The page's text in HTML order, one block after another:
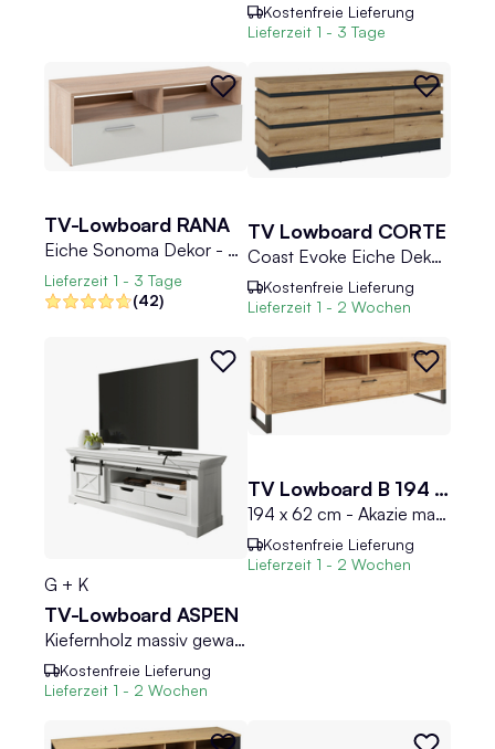
Kostenfreie Lieferung
Lieferzeit 1 - 3 Tage
TV-Lowboard RANA
Eiche Sonoma Dekor - Weiß - B 95 cm - mit 2 Klappen
Lieferzeit 1 - 3 Tage
(42)
TV Lowboard CORTE
Coast Evoke Eiche Dekor - B 160 cm - 2 Türen - 2 Schubladen
Kostenfreie Lieferung
Lieferzeit 1 - 2 Wochen
G + K
TV-Lowboard ASPEN
Kiefernholz massiv gewachst - B 153 cm - 1 Rolltür - 2 Schubladen
Kostenfreie Lieferung
Lieferzeit 1 - 2 Wochen
TV Lowboard B 194 cm BENGALU
194 x 62 cm - Akazie massiv sägerau - Metall - 2 Türen - 1 Schublade
Kostenfreie Lieferung
Lieferzeit 1 - 2 Wochen